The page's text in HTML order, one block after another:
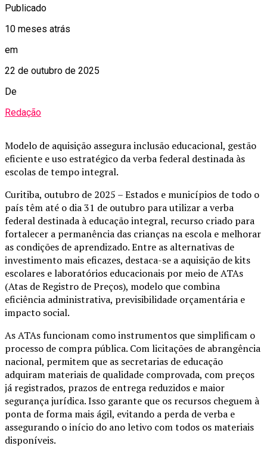
Publicado
10 meses atrás
em
22 de outubro de 2025
De
Redação
Modelo de aquisição assegura inclusão educacional, gestão
eficiente e uso estratégico da verba federal destinada às
escolas de tempo integral.
Curitiba, outubro de 2025 – Estados e municípios de todo o
país têm até o dia 31 de outubro para utilizar a verba
federal destinada à educação integral, recurso criado para
fortalecer a permanência das crianças na escola e melhorar
as condições de aprendizado. Entre as alternativas de
investimento mais eficazes, destaca-se a aquisição de kits
escolares e laboratórios educacionais por meio de ATAs
(Atas de Registro de Preços), modelo que combina
eficiência administrativa, previsibilidade orçamentária e
impacto social.
As ATAs funcionam como instrumentos que simplificam o
processo de compra pública. Com licitações de abrangência
nacional, permitem que as secretarias de educação
adquiram materiais de qualidade comprovada, com preços
já registrados, prazos de entrega reduzidos e maior
segurança jurídica. Isso garante que os recursos cheguem à
ponta de forma mais ágil, evitando a perda de verba e
assegurando o início do ano letivo com todos os materiais
disponíveis.